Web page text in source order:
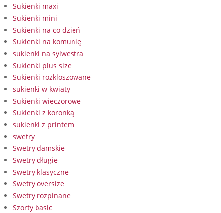
Sukienki maxi
Sukienki mini
Sukienki na co dzień
Sukienki na komunię
sukienki na sylwestra
Sukienki plus size
Sukienki rozkloszowane
sukienki w kwiaty
Sukienki wieczorowe
Sukienki z koronką
sukienki z printem
swetry
Swetry damskie
Swetry długie
Swetry klasyczne
Swetry oversize
Swetry rozpinane
Szorty basic